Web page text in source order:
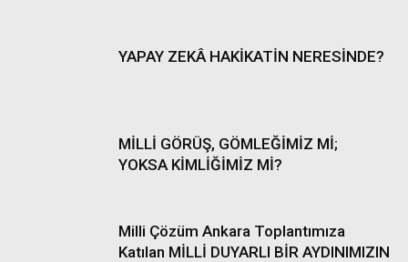
YAPAY ZEKÂ HAKİKATİN NERESİNDE?
MİLLİ GÖRÜŞ, GÖMLEĞİMİZ Mİ;
YOKSA KİMLİĞİMİZ Mİ?
Milli Çözüm Ankara Toplantımıza
Katılan MİLLİ DUYARLI BİR AYDINIMIZIN